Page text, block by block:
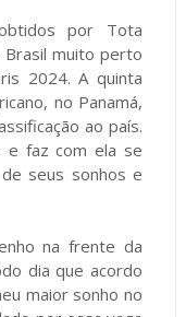
por Tota
muito perto
2024. A quinta
no Panamá,
ao país.
e faz com ela se
seus sonhos e
na frente da
dia que acordo
maior sonho no